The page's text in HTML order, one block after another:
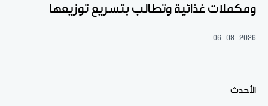
ومكملات غذائية وتطالب بتسريع توزيعها
06-08-2026
الأحدث